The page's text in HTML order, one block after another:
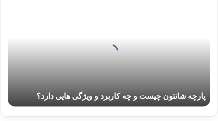
دارد؟
پارچه شانتون چیست و چه کاربرد و ویژگی هایی دارد؟